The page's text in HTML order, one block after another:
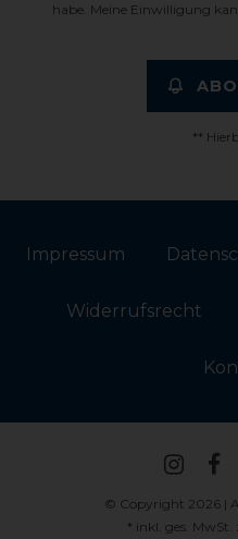
habe. Meine Einwilligung
**
Impressum
Widerrufs­recht
© Copyright 2026 |
* inkl. ges. MwSt.